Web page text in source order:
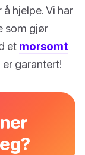
hjelpe. Vi har
som gjør
et morsomt
garantert!